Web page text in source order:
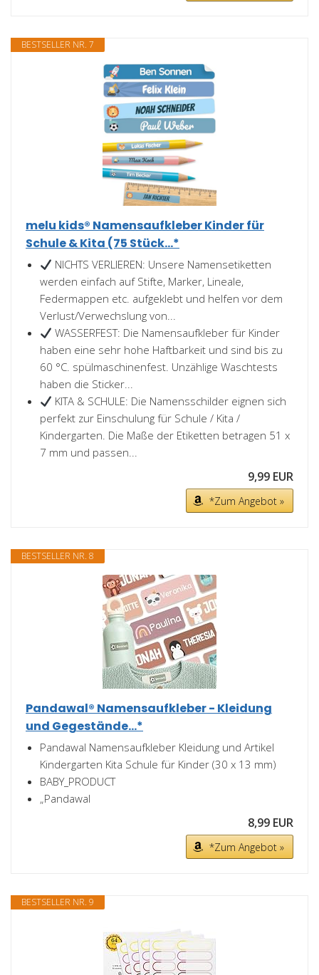
BESTSELLER NR. 7
melu kids® Namensaufkleber Kinder für
Schule & Kita (75 Stück...*
NICHTS VERLIEREN: Unsere Namensetiketten
werden einfach auf Stifte, Marker, Lineale,
Federmappen etc. aufgeklebt und helfen vor dem
Verlust/Verwechslung von...
WASSERFEST: Die Namensaufkleber für Kinder
haben eine sehr hohe Haftbarkeit und sind bis zu
60 °C. spülmaschinenfest. Unzählige Waschtests
haben die Sticker...
KITA & SCHULE: Die Namensschilder eignen sich
perfekt zur Einschulung für Schule / Kita /
Kindergarten. Die Maße der Etiketten betragen 51 x
7 mm und passen...
9,99 EUR
*Zum Angebot »
BESTSELLER NR. 8
Pandawal® Namensaufkleber - Kleidung
und Gegestände...*
Pandawal Namensaufkleber Kleidung und Artikel
Kindergarten Kita Schule für Kinder (30 x 13 mm)
BABY_PRODUCT
„Pandawal
8,99 EUR
*Zum Angebot »
BESTSELLER NR. 9